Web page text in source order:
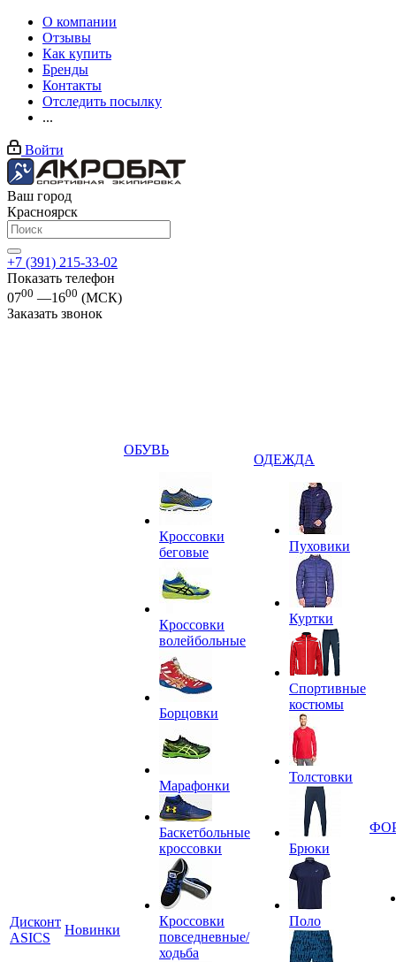
О компании
Отзывы
Как купить
Бренды
Контакты
Отследить посылку
...
Войти
Ваш город
Красноярск
+7 (391) 215-33-02
Показать телефон
0700 —1600 (МСК)
Заказать звонок
Дисконт
ASICS
Новинки
ОБУВЬ
Кроссовки
беговые
Кроссовки
волейбольные
Борцовки
Марафонки
Баскетбольные
кроссовки
Кроссовки
повседневные/
ходьба
ОДЕЖДА
Пуховики
Куртки
Спортивные
костюмы
Толстовки
Брюки
Поло